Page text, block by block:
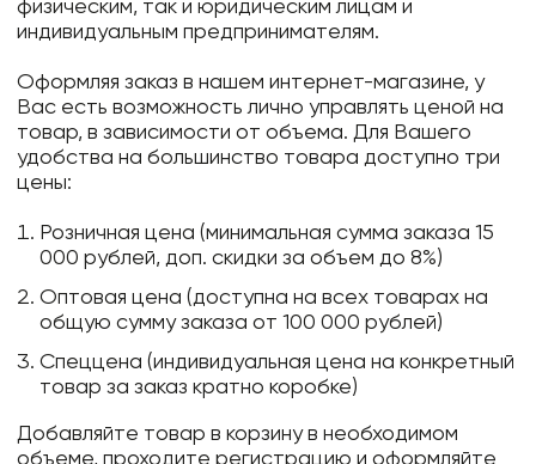
физическим, так и юридическим лицам и
индивидуальным предпринимателям.
Оформляя заказ в нашем интернет-магазине, у
Вас есть возможность лично управлять ценой на
товар, в зависимости от объема. Для Вашего
удобства на большинство товара доступно три
цены:
Розничная цена (минимальная сумма заказа 15
000 рублей, доп. скидки за объем до 8%)
Оптовая цена (доступна на всех товарах на
общую сумму заказа от 100 000 рублей)
Спеццена (индивидуальная цена на конкретный
товар за заказ кратно коробке)
Добавляйте товар в корзину в необходимом
объеме, проходите регистрацию и оформляйте